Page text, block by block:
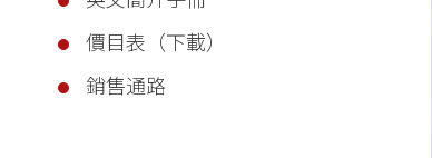
價目表（下載）
銷售通路